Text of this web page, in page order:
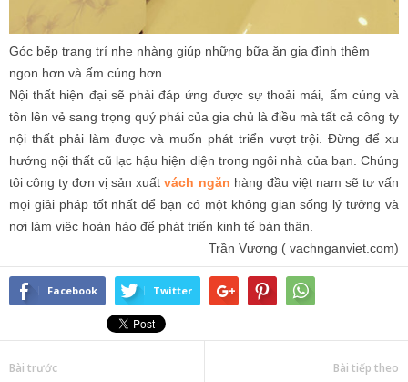
Góc bếp trang trí nhẹ nhàng giúp những bữa ăn gia đình thêm
ngon hơn và ấm cúng hơn.
Nội thất hiện đại sẽ phải đáp ứng được sự thoải mái, ấm cúng và
tôn lên vẻ sang trọng quý phái của gia chủ là điều mà tất cả công ty
nội thất phải làm được và muốn phát triển vượt trội. Đừng để xu
hướng nội thất cũ lạc hậu hiện diện trong ngôi nhà của bạn. Chúng
tôi công ty đơn vị sản xuấtvách ngăn hàng đầu việt nam sẽ tư vấn
mọi giải pháp tốt nhất để bạn có một không gian sống lý tưởng và
nơi làm việc hoàn hảo để phát triển kinh tế bản thân.
Trần Vương ( vachnganviet.com)
Facebook Twitter
Bài trước Bài tiếp theo